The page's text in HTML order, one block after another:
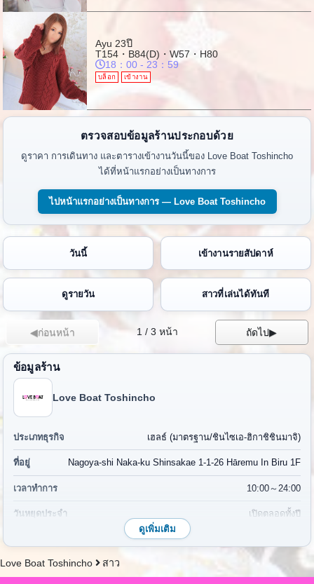
Ayu 23ปี
T154・B84(D)・W57・H80
18：00 - 23：59
บล็อก เข้างาน
ตรวจสอบข้อมูลร้านประกอบด้วย
ดูราคา การเดินทาง และตารางเข้างานวันนี้ของ Love Boat Toshincho
ได้ที่หน้าแรกอย่างเป็นทางการ
ไปหน้าแรกอย่างเป็นทางการ — Love Boat Toshincho
วันนี้ เข้างานรายสัปดาห์
ดูรายวัน สาวที่เล่นได้ทันที
◀ก่อนหน้า 1 / 3 หน้า ถัดไป▶
ข้อมูลร้าน
Love Boat Toshincho
ประเภทธุรกิจ เฮลธ์ (มาตรฐาน/ชินไซเอ-ฮิกาชิชินมาจิ)
ที่อยู่ Nagoya-shi Naka-ku Shinsakae 1-1-26 Hāremu In Biru 1F
เวลาทำการ 10:00～24:00
วันหยุดประจำ เปิดตลอดทั้งปี
การเดินทาง เดิน 7 นาทีจากสถานี Sakae สาย Higashiyama รถไฟใต้ดิน
ดูเพิ่มเติม
Love Boat Toshincho สาว